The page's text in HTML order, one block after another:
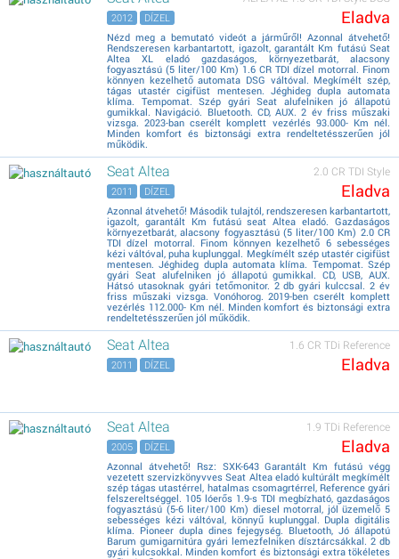
Eladva
2012 DÍZEL
Nézd meg a bemutató videót a járműről! Azonnal átvehető!
Rendszeresen karbantartott, igazolt, garantált Km futású Seat
Altea XL eladó gazdaságos, környezetbarát, alacsony
fogyasztású (5 liter/100 Km) 1.6 CR TDI dízel motorral. Finom
könnyen kezelhető automata DSG váltóval. Megkímélt szép,
tágas utastér cigifüst mentesen. Jéghideg dupla automata
klíma. Tempomat. Szép gyári Seat alufelniken jó állapotú
gumikkal. Navigáció. Bluetooth. CD, AUX. 2 év friss műszaki
vizsga. 2023-ban cserélt komplett vezérlés 93.000- Km nél.
Minden komfort és biztonsági extra rendeltetésszerűen jól
működik.
Seat Altea 2.0 CR TDI Style
Eladva
2011 DÍZEL
Azonnal átvehető! Második tulajtól, rendszeresen karbantartott,
igazolt, garantált Km futású seat Altea eladó. Gazdaságos
környezetbarát, alacsony fogyasztású (5 liter/100 Km) 2.0 CR
TDI dízel motorral. Finom könnyen kezelhető 6 sebességes
kézi váltóval, puha kuplunggal. Megkímélt szép utastér cigifüst
mentesen. Jéghideg dupla automata klíma. Tempomat. Szép
gyári Seat alufelniken jó állapotú gumikkal. CD, USB, AUX.
Hátsó utasoknak gyári tetőmonitor. 2 db gyári kulccsal. 2 év
friss műszaki vizsga. Vonóhorog. 2019-ben cserélt komplett
vezérlés 112.000- Km nél. Minden komfort és biztonsági extra
rendeltetésszerűen jól működik.
Seat Altea 1.6 CR TDi Reference
Eladva
2011 DÍZEL
Seat Altea 1.9 TDi Reference
Eladva
2005 DÍZEL
Azonnal átvehető! Rsz: SXK-643 Garantált Km futású végg
vezetett szervizkönyvves Seat Altea eladó kultúrált megkímélt
szép tágas utastérrel, hatalmas csomagrtérrel, Reference gyári
felszereltséggel. 105 lóerős 1.9-s TDI megbízható, gazdaságos
fogyasztású (5-6 liter/100 Km) diesel motorral, jól üzemelő 5
sebességes kézi váltóval, könnyű kuplunggal. Dupla digitális
klíma. Pioneer dupla dines fejegység. Bluetooth, Jó állapotú
Barum gumigarnitúra gyári lemezfelniken dísztárcsákkal. 2 db
gyári kulcsokkal. Minden komfort és biztonsági extra tökéletes